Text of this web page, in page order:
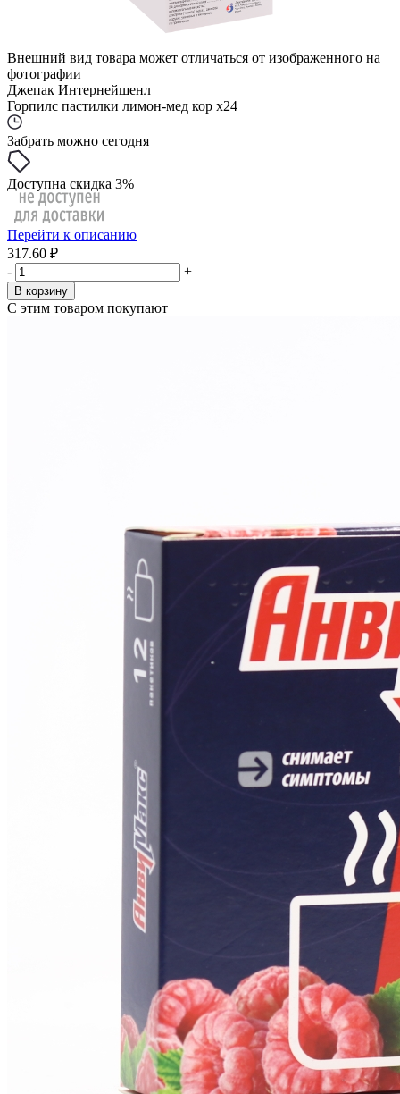
Внешний вид товара может отличаться от изображенного на
фотографии
Джепак Интернейшенл
Горпилс пастилки лимон-мед кор x24
Забрать можно сегодня
Доступна скидка 3%
Перейти к описанию
317.60 ₽
-
+
В корзину
С этим товаром покупают